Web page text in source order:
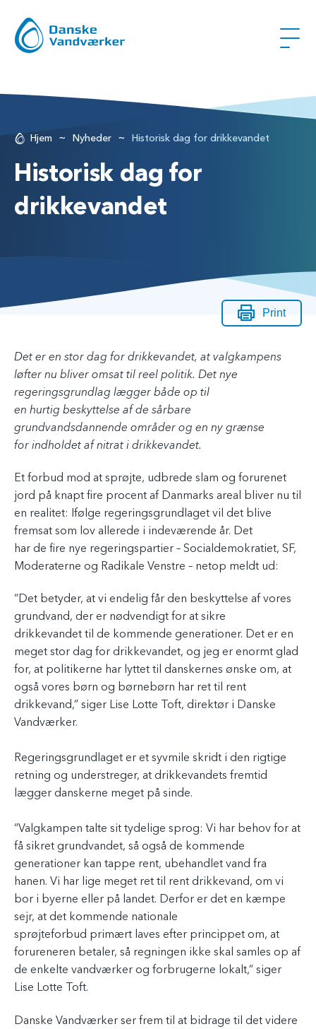
Hjem ~ Nyheder ~ Historisk dag for drikkevandet
Historisk dag for
drikkevandet
Print
Det er en stor dag for drikkevandet, at valgkampens
løfter nu bliver omsat til reel politik. Det nye
regeringsgrundlag lægger både op til
en hurtig beskyttelse af de sårbare
grundvandsdannende områder og en ny grænse
for indholdet af nitrat i drikkevandet.
Et forbud mod at sprøjte, udbrede slam og forurenet
jord på knapt fire procent af Danmarks areal bliver nu til
en realitet: Ifølge regeringsgrundlaget vil det blive
fremsat som lov allerede i indeværende år. Det
har de fire nye regeringspartier – Socialdemokratiet, SF,
Moderaterne og Radikale Venstre – netop meldt ud:
“Det betyder, at vi endelig får den beskyttelse af vores
grundvand, der er nødvendigt for at sikre
drikkevandet til de kommende generationer. Det er en
meget stor dag for drikkevandet, og jeg er enormt glad
for, at politikerne har lyttet til danskernes ønske om, at
også vores børn og børnebørn har ret til rent
drikkevand,” siger Lise Lotte Toft, direktør i Danske
Vandværker.
Regeringsgrundlaget er et syvmile skridt i den rigtige
retning og understreger, at drikkevandets fremtid
lægger danskerne meget på sinde.
“Valgkampen talte sit tydelige sprog: Vi har behov for at
få sikret grundvandet, så også de kommende
generationer kan tappe rent, ubehandlet vand fra
hanen. Vi har lige meget ret til rent drikkevand, om vi
bor i byerne eller på landet. Derfor er det en kæmpe
sejr, at det kommende nationale
sprøjteforbud primært laves efter princippet om, at
forureneren betaler, så regningen ikke skal samles op af
de enkelte vandværker og forbrugerne lokalt,” siger
Lise Lotte Toft.
Danske Vandværker ser frem til at bidrage til det videre